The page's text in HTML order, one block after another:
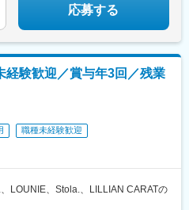
原駅、雑餉隈駅、貝塚駅(福岡県)、門
青山駅(愛知県)、亀島駅、柴田駅、貿
応募する
経験歓迎／賞与年3回／残業
職種未経験歓迎
LOUNIE、Stola.、LILLIAN CARATの